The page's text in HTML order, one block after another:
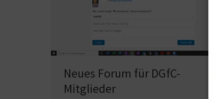
Neues Forum für DGfC-
Mitglieder